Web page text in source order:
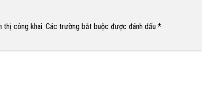
thị công khai. Các trường bắt buộc được đánh dấu *